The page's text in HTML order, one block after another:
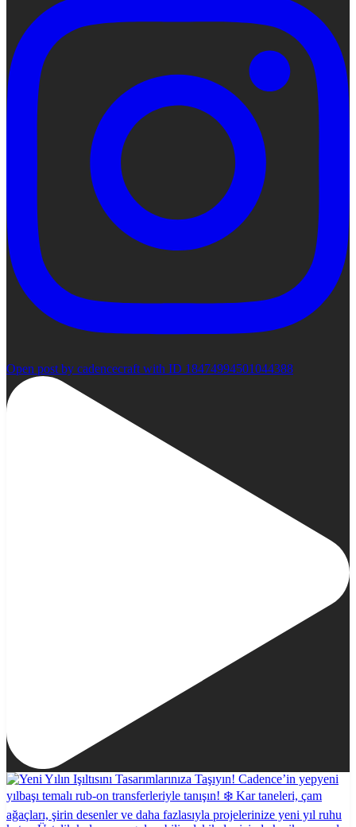
Open post by cadencecraft with ID 18474994501044388